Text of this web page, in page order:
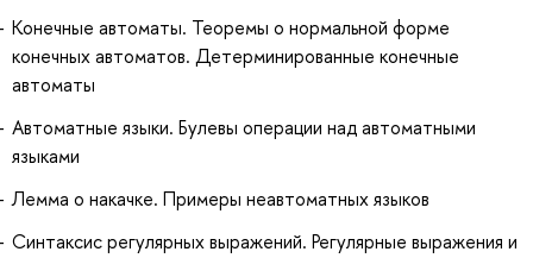
Конечные автоматы. Теоремы о нормальной форме
конечных автоматов. Детерминированные конечные
автоматы
Автоматные языки. Булевы операции над автоматными
языками
Лемма о накачке. Примеры неавтоматных языков
Синтаксис регулярных выражений. Регулярные выражения и